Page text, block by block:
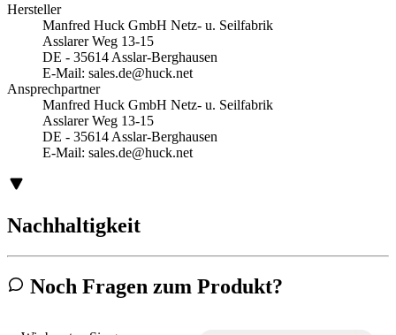
Hersteller
Manfred Huck GmbH Netz- u. Seilfabrik
Asslarer Weg 13-15
DE - 35614 Asslar-Berghausen
E-Mail: sales.de@huck.net
Ansprechpartner
Manfred Huck GmbH Netz- u. Seilfabrik
Asslarer Weg 13-15
DE - 35614 Asslar-Berghausen
E-Mail: sales.de@huck.net
Nachhaltigkeit
Noch Fragen zum Produkt?